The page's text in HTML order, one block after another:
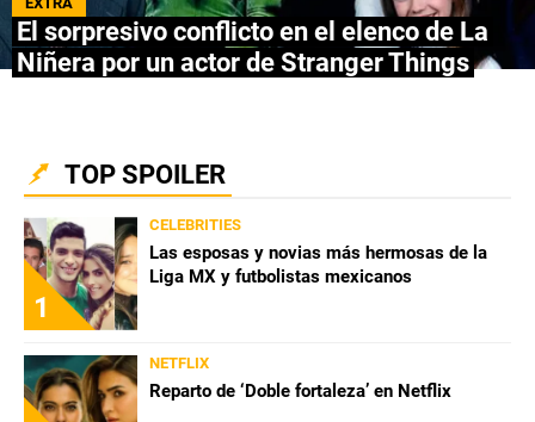
NETFLIX
CELEBRITIES
PASATIEMPOS
INFLUENCERS
El sorpresivo conflicto en el elenco de La
Niñera por un actor de Stranger Things
TOP SPOILER
1
CELEBRITIES
Las esposas y novias más hermosas de la
Liga MX y futbolistas mexicanos
NETFLIX
Reparto de ‘Doble fortaleza’ en Netflix